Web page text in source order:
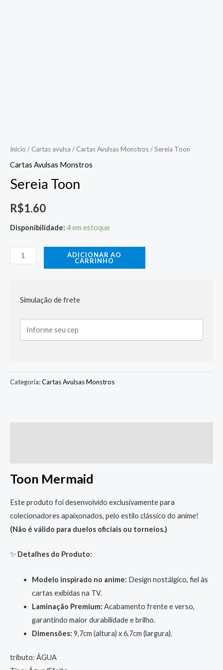
Início / Cartas avulsa / Cartas Avulsas Monstros/ Sereia Toon
Cartas Avulsas Monstros
Sereia Toon
R$1.60
Disponibilidade: 4 em estoque
ADICIONAR AO
CARRINHO
Simulação de frete
Categoria:Cartas Avulsas Monstros
Toon Mermaid
Este produto foi desenvolvido exclusivamente para
colecionadores apaixonados, pelo estilo clássico do anime!
(Não é válido para duelos oficiais ou torneios.)
✨ Detalhes do Produto:
Modelo inspirado no anime: Design nostálgico, fiel às
cartas exibidas na TV.
Laminação Premium: Acabamento frente e verso,
garantindo maior durabilidade e brilho.
Dimensões: 9,7cm (altura) x 6,7cm (largura).
tributo: ÁGUA